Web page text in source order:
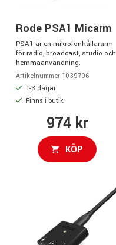
Rode PSA1 Micarm
PSA1 är en mikrofonhållararm
för radio, broadcast, studio och
hemmaanvändning.
Artikelnummer 1039706
1-3 dagar
Finns i butik
974 kr
KÖP